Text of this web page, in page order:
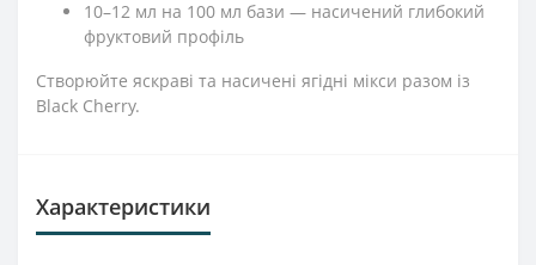
10–12 мл на 100 мл бази — насичений глибокий
фруктовий профіль
Створюйте яскраві та насичені ягідні мікси разом із
Black Cherry.
Характеристики